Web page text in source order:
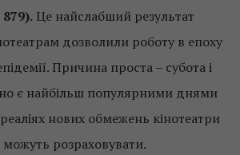
Це найслабший результат
дозволили роботу в епоху
Причина проста – субота і
є найбільш популярними днями
нових обмежень кінотеатри
розраховувати.